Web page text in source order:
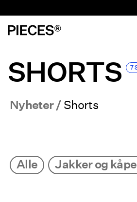
SHORTS 7
Nyheter Shorts
Alle Jakker og